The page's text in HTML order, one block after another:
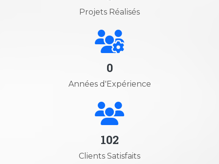
Projets Réalisés
0
Années d'Expérience
102
Clients Satisfaits